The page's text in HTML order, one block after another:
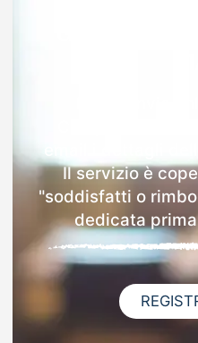
Il servizio è
"soddisfatti o
dedicata